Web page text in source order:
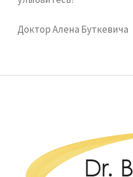
Доктор Алена Буткевича